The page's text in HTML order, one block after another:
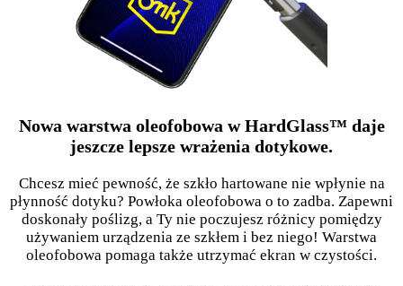
Nowa warstwa oleofobowa w HardGlass™ daje
jeszcze lepsze wrażenia dotykowe.
Chcesz mieć pewność, że szkło hartowane nie wpłynie na
płynność dotyku? Powłoka oleofobowa o to zadba. Zapewni
doskonały poślizg, a Ty nie poczujesz różnicy pomiędzy
używaniem urządzenia ze szkłem i bez niego! Warstwa
oleofobowa pomaga także utrzymać ekran w czystości.